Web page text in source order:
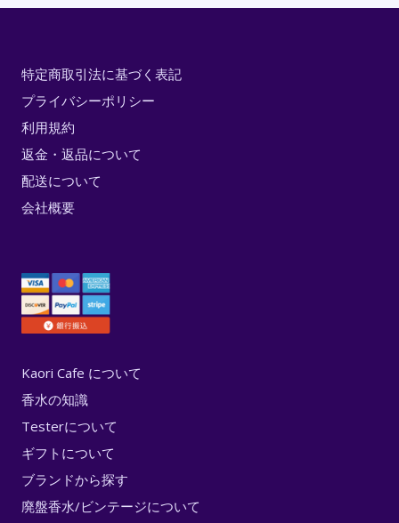
特定商取引法に基づく表記
プライバシーポリシー
利用規約
返金・返品について
配送について
会社概要
Kaori Cafe について
香水の知識
Testerについて
ギフトについて
ブランドから探す
廃盤香水/ビンテージについて